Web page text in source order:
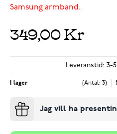
Samsung armband.
349,00 Kr
Leveranstid: 3-
I lager (Antal: 3)
Jag vill ha